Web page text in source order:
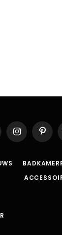
Instagram